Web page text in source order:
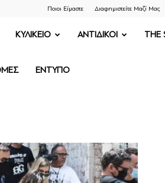
Ποιοι Είμαστε Διαφημιστείτε Μαζί Μας
ΚΥΛΙΚΕΙΟ ΑΝΤΙΔΙΚΟΙ THE
ΕΝΤΥΠΟ